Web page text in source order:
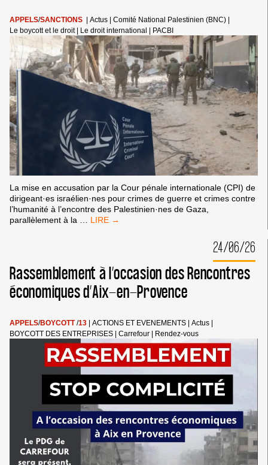
APPELS/SANCTIONS Actus Comité National Palestinien (BNC)
Le boycott et le droit| Le droit international PACBI
La mise en accusation par la Cour pénale internationale (CPI) de
dirigeant·es israélien·nes pour crimes de guerre et crimes contre
l’humanité à l’encontre des Palestinien·nes de Gaza,
parallèlement à la
MANDATS
:
PAS
DE
CRIMINEL·LES
DE
GUERRE
ISRAÉLIEN·NES
PRÉSUMÉ·ES
DANS
LES
MILIEUX
UNIVERSITAIRES
OU
CULTURELS
24/06/26
Rassemblement à l’occasion des Rencontres
économiques d’Aix-en-Provence
APPELS/BOYCOTT /13 ACTIONS ET EVENEMENTS Actus
BOYCOTT DES ENTREPRISES
Carrefour Rendez-vous